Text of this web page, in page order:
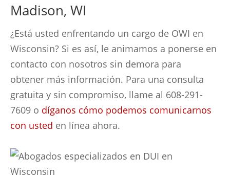
Madison, WI
¿Está usted enfrentando un cargo de OWI en
Wisconsin? Si es así, le animamos a ponerse en
contacto con nosotros sin demora para
obtener más información. Para una consulta
gratuita y sin compromiso, llame al 608-291-
7609 o díganos cómo podemos comunicarnos
con usted en línea ahora.